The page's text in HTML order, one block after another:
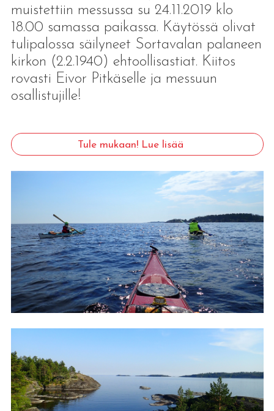
muistettiin messussa su 24.11.2019 klo
18.00 samassa paikassa. Käytössä olivat
tulipalossa säilyneet Sortavalan palaneen
kirkon (2.2.1940) ehtoollisastiat. Kiitos
rovasti Eivor Pitkäselle ja messuun
osallistujille!
Tule mukaan! Lue lisää